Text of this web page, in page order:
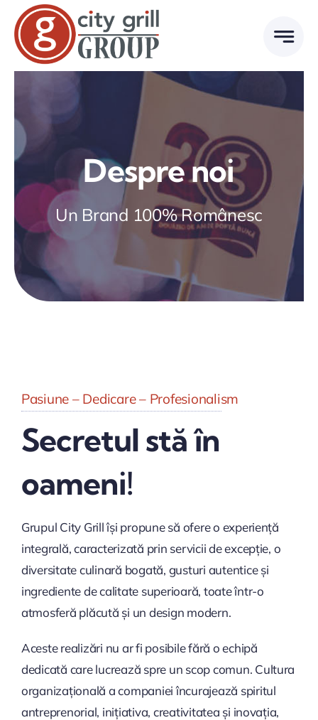
content
Despre noi
Un Brand 100% Românesc
Pasiune – Dedicare – Profesionalism
Secretul stă în
oameni!
Grupul City Grill își propune să ofere o experiență
integrală, caracterizată prin servicii de excepție, o
diversitate culinară bogată, gusturi autentice și
ingrediente de calitate superioară, toate într-o
atmosferă plăcută și un design modern.
Aceste realizări nu ar fi posibile fără o echipă
dedicată care lucrează spre un scop comun. Cultura
organizațională a companiei încurajează spiritul
antreprenorial, inițiativa, creativitatea și inovația,